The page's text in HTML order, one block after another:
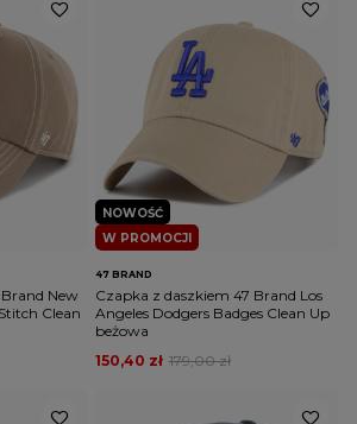
New
Clean
W PROMOCJI
NOWOŚĆ
47 BRAND
Czapka z daszkiem 47 Brand Los
Angeles Dodgers Badges Clean Up
beżowa
179,00 zł
150,40 zł